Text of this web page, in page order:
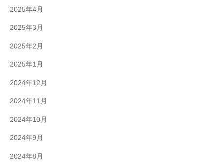
2025年4月
2025年3月
2025年2月
2025年1月
2024年12月
2024年11月
2024年10月
2024年9月
2024年8月